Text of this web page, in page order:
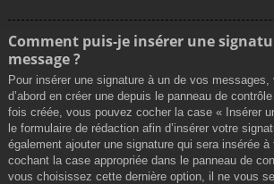
Comment puis-je insérer une
message ?
Pour insérer une signature à un de vos
d’abord en créer une depuis le panneau de
fois créée, vous pouvez cocher la case « Insérer
le formulaire de rédaction afin d’insérer votre
également ajouter une signature qui sera insérée
cochant la case appropriée dans le panneau de
vous choisissez cette dernière option, il ne vous